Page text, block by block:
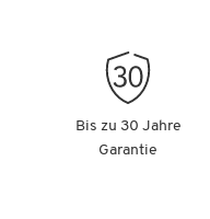
Bis zu 30 Jahre
Garantie